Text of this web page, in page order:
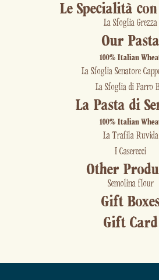
Le Specialità
La Sfoglia Grezza
Our Pasta
100% Italian
La Sfoglia Senatore
La Sfoglia di Farro
La Pasta di
100% Italian
La Trafila Ruvida
I Caserecci
Other
Semolina flour
Gift
Gift Card